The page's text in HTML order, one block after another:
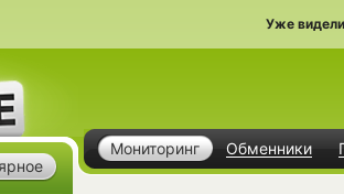
Уже
Мониторинг Обменники